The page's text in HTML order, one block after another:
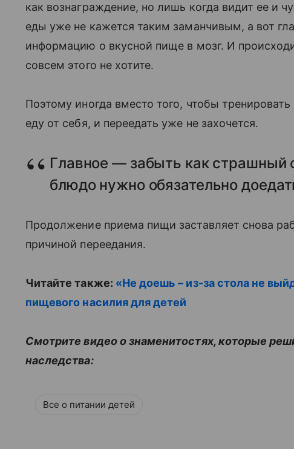
как вознаграждение, но лишь когда видит ее и
еды уже не кажется таким заманчивым, а вот
информацию о вкусной пище в мозг. И
совсем этого не хотите.
Поэтому иногда вместо того, чтобы
еду от себя, и переедать уже не захочется.
Главное — забыть как страшный
блюдо нужно обязательно
Продолжение приема пищи заставляет снова
причиной переедания.
Читайте также: «Не доешь – из-за стола не
пищевого насилия для детей
Смотрите видео о знаменитостях, которые
наследства:
Все о питании детей